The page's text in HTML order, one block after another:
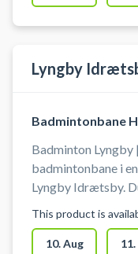
Lyngby
Badmintonbane
Badminton Lyngby
badmintonbane i
Lyngby Idrætsby.
Medbring selv
Der skal benyttes
This product is
10. Aug